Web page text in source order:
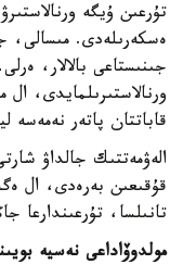
تۇرعىن ۇيگە
ەسكەرىلەدى. مىسالى،
جىنىستاعى بالالار،
ورنالاستىرىلمايدى، ال
قاباتتان پاتەر نەمەسە
الەۋمەتتىك جالداۋ
قۇقىعىن بەرەدى، ال
تانىلسا، تۇرعىندارعا
مولدوۆاداعى نەسيە